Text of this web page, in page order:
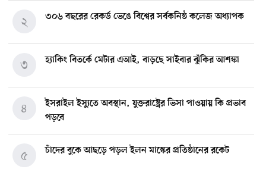
৩০৬ বছরের রেকর্ড ভেঙে বিশ্বের সর্বকনিষ্ঠ কলেজ অধ্যাপক
২
হ্যাকিং বিতর্কে মেটার এআই, বাড়ছে সাইবার ঝুঁকির আশঙ্কা
৩
ইসরাইল ইস্যুতে অবস্থান, যুক্তরাষ্ট্রের ভিসা পাওয়ায় কি প্রভাব
পড়বে
৪
চাঁদের বুকে আছড়ে পড়ল ইলন মাস্কের প্রতিষ্ঠানের রকেট
৫